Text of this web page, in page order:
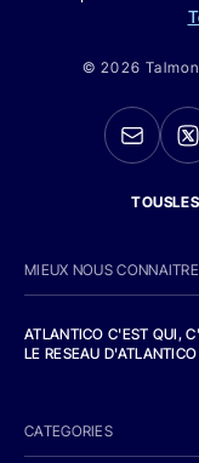
© 2026
MIEUX NOUS CONNAITRE
ATLANTICO C'EST QUI,
LE RESEAU D'ATLANTICO
CATEGORIES